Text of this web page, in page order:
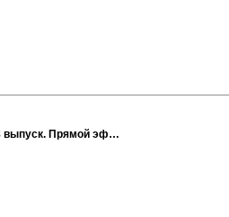
выпуск. Прямой эф…